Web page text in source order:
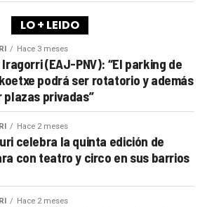
LO + LEIDO
Hace 3 meses
(EAJ-PNV): “El parking de
podrá ser rotatorio y además
plazas privadas”
Hace 2 meses
celebra la quinta edición de
con teatro y circo en sus barrios
Hace 2 meses